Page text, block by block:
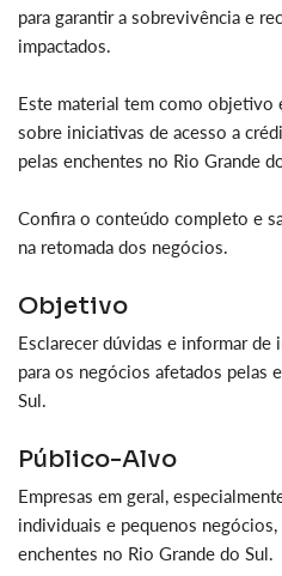
para garantir a sobrevivência e
impactados.
Este material tem como objetivo
sobre iniciativas de acesso a
pelas enchentes no Rio Grande
Confira o conteúdo completo e
na retomada dos negócios.
Objetivo
Esclarecer dúvidas e informar de
para os negócios afetados pelas
Sul.
Público-Alvo
Empresas em geral,
individuais e pequenos negócios,
enchentes no Rio Grande do Sul.